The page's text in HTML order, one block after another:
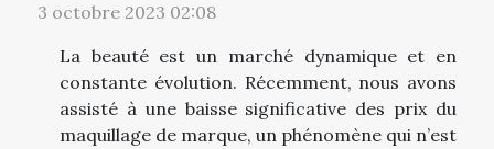
3 octobre 2023 02:08
La beauté est un marché dynamique et en
constante évolution. Récemment, nous avons
assisté à une baisse significative des prix du
maquillage de marque, un phénomène qui n’est